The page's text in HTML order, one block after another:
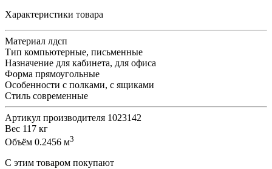
Характеристики товара
Материал лдсп
Тип компьютерные, письменные
Назначение для кабинета, для офиса
Форма прямоугольные
Особенности с полками, с ящиками
Стиль современные
Артикул производителя 1023142
Вес 117 кг
Объём 0.2456 м3
С этим товаром покупают